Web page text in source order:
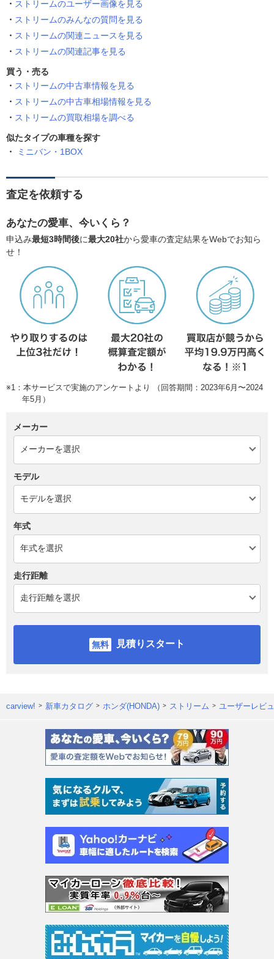
ストリームのユーザー画像を見る
ストリームのみんなの質問を見る
ストリームの関連ニュースを見る
ストリームの関連記事を見る
買う・売る
ストリームの中古車情報を見る
ストリームの中古車相場情報を見る
ストリームの買取相場を調べる
似たタイプの車種を探す
ミニバン・1BOX
査定を依頼する
あなたの愛車、今いくら？
申込み最短3時間後に最大20社から愛車の査定結果をWebでお知ら
せ！
※1：本サービスで実施のアンケートより （回答期間：2023年6月〜2024
年5月）
メーカー
モデル
年式
走行距離
見積りスタート
carview! 新車カタログ ホンダ(HONDA) ストリーム ユーザーレビ